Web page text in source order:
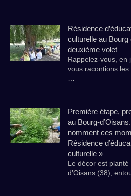
Résidence
culturelle au Bourg
deuxième volet
Rappelez-vous, en
vous racontions
…
Première étape,
au Bourg-
nomment ces
Résidence
culturelle »
Le décor est planté
d’Oisans (38),